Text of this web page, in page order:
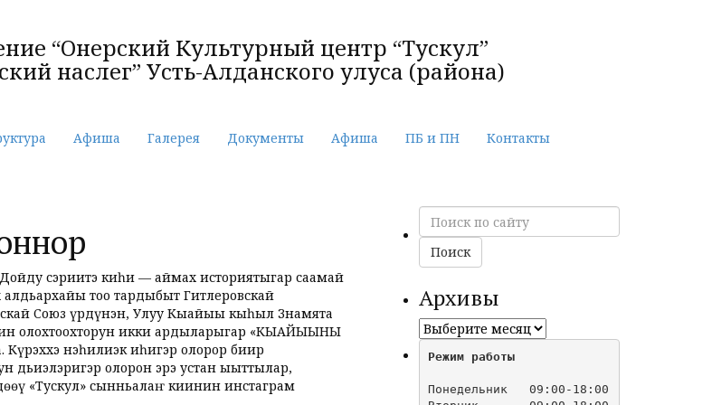
“Онерский Культурный центр “Тускул”
наслег” Усть-Алданского улуса (района)
Афиша Галерея Документы Афиша ПБ и ПН Контакты
сэриитэ киһи — аймах историятыгар саамай
тоҕо тардыбыт Гитлеровскай
Союз үрдүнэн, Улуу Кыайыы кыһыл Знамята
олохтоохторун икки ардыларыгар «КЫАЙЫЫНЫ
нэһилиэк иһигэр олорор биир
дьиэлэригэр олорон эрэ устан ыыттылар,
«Тускул» сынньалаҥ киинин инстаграм
Поиск
по
сайту
Поиск
Архивы
Архивы
Режим работы
Понедельник   09:00-18:00